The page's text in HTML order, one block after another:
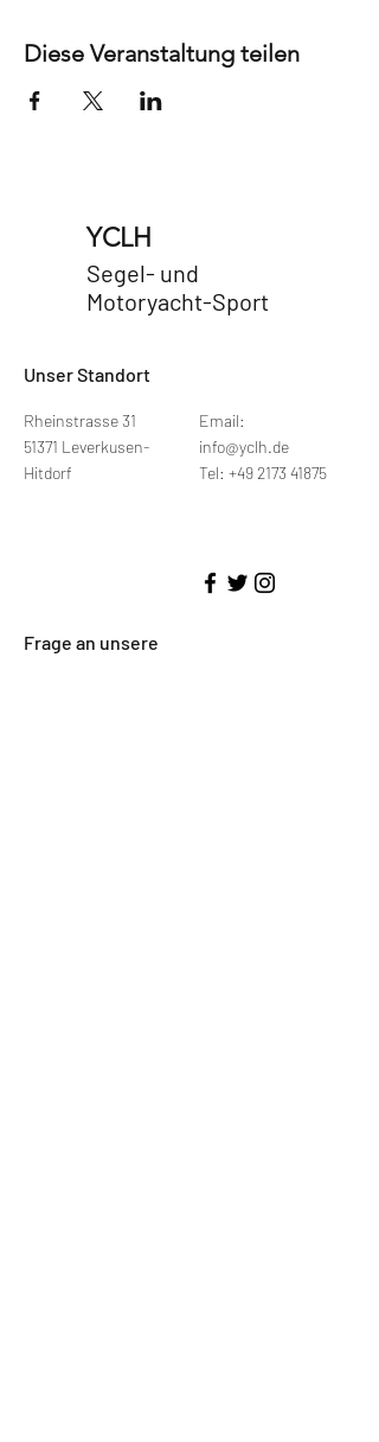
Diese Veranstaltung teilen
YCLH
Segel- und
Motoryacht-Sport
Unser Standort
Rheinstrasse 31
51371 Leverkusen-
Hitdorf
Email:
info@yclh.de
Tel: +49 2173 41875
Frage an unsere